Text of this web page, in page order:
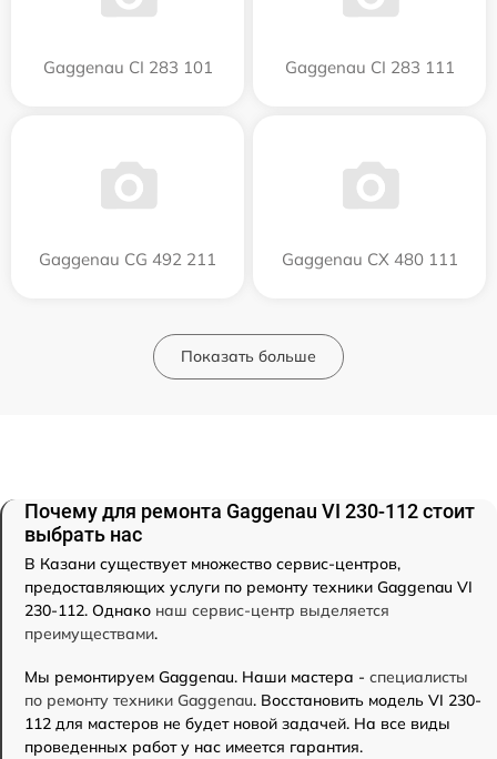
Gaggenau CI 283 101 Gaggenau CI 283 111
Gaggenau CG 492 211 Gaggenau CX 480 111
Показать больше
Почему для ремонта Gaggenau VI 230-112 стоит
выбрать нас
В Казани существует множество сервис-центров,
предоставляющих услуги по ремонту техники Gaggenau VI
230-112. Однако наш сервис-центр выделяется
преимуществами.
Мы ремонтируем Gaggenau. Наши мастера - специалисты
по ремонту техники Gaggenau. Восстановить модель VI 230-
112 для мастеров не будет новой задачей. На все виды
проведенных работ у нас имеется гарантия.